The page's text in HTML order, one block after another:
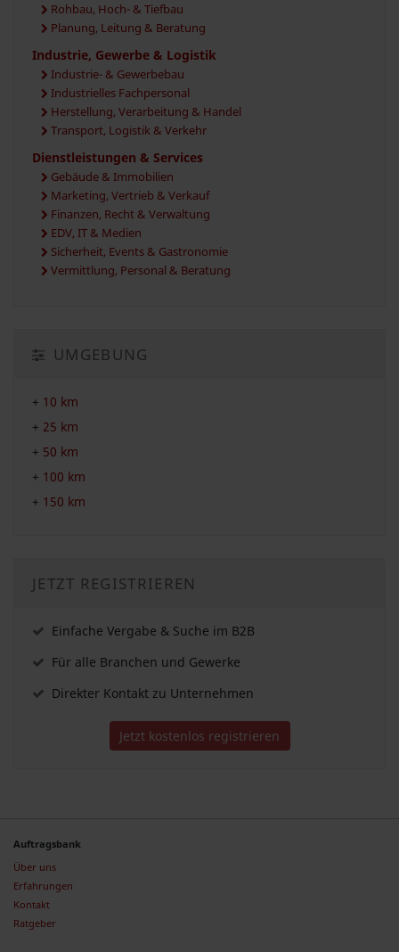
Rohbau, Hoch- & Tiefbau
Planung, Leitung & Beratung
Industrie, Gewerbe & Logistik
Industrie- & Gewerbebau
Industrielles Fachpersonal
Herstellung, Verarbeitung & Handel
Transport, Logistik & Verkehr
Dienstleistungen & Services
Gebäude & Immobilien
Marketing, Vertrieb & Verkauf
Finanzen, Recht & Verwaltung
EDV, IT & Medien
Sicherheit, Events & Gastronomie
Vermittlung, Personal & Beratung
UMGEBUNG
+ 10 km
+ 25 km
+ 50 km
+ 100 km
+ 150 km
JETZT REGISTRIEREN
Einfache Vergabe & Suche im B2B
Für alle Branchen und Gewerke
Direkter Kontakt zu Unternehmen
Jetzt kostenlos registrieren
Auftragsbank
Über uns
Erfahrungen
Kontakt
Ratgeber